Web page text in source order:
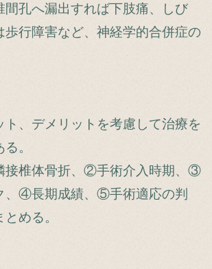
孔へ漏出すれば下肢痛、しび
歩行障害など、神経学的合併症の
ト、デメリットを考慮して治療を
。
接椎体骨折、②手術介入時期、③
、④長期成績、⑤手術適応の判
める。